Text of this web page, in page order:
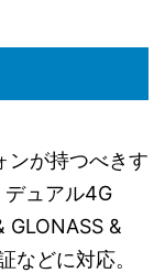
が持つべきす
デュアル4G
GLONASS &
などに対応。